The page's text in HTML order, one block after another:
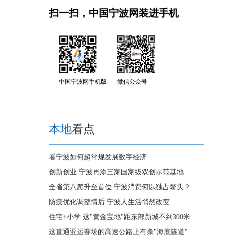
扫一扫，中国宁波网装进手机
中国宁波网手机版 微信公众号
本地看点
看宁波如何超常规发展数字经济
创新创业 宁波再添三家国家级双创示范基地
全省第八爬升至首位 宁波消费何以独占鳌头？
防疫优化调整情后 宁波人生活悄然改变
住宅+小学 这"黄金宝地"距东部新城不到300米
这直通亚运赛场的高速公路上有条"海底隧道"